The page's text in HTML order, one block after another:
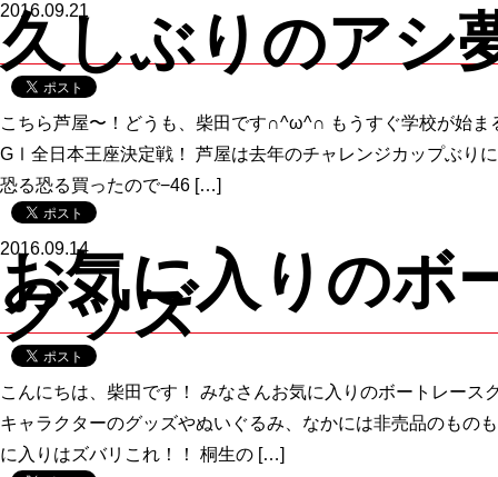
2016.09.21
久しぶりのアシ
こちら芦屋〜！どうも、柴田です∩^ω^∩ もうすぐ学校が始ま
GⅠ全日本王座決定戦！ 芦屋は去年のチャレンジカップぶり
恐る恐る買ったので−46 […]
2016.09.14
お気に入りのボ
グッズ
こんにちは、柴田です！ みなさんお気に入りのボートレース
キャラクターのグッズやぬいぐるみ、なかには非売品のもの
に入りはズバリこれ！！ 桐生の […]